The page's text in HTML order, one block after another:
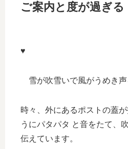
ご案内と度が過ぎる
♥
雪が吹雪いで風がうめき声
時々、外にあるポストの蓋
うにパタパタ と音をたて、
伝えています。